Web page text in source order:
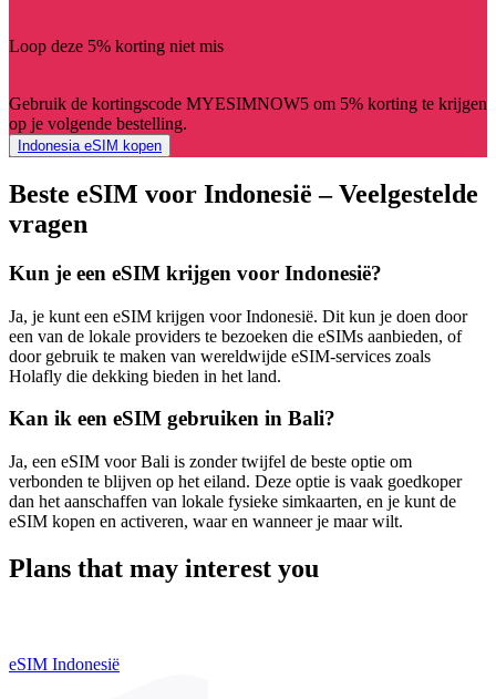
Loop deze 5% korting niet mis
Gebruik de kortingscode MYESIMNOW5 om 5% korting te krijgen
op je volgende bestelling.
Indonesia eSIM kopen
Beste eSIM voor Indonesië – Veelgestelde
vragen
Kun je een eSIM krijgen voor Indonesië?
Ja, je kunt een eSIM krijgen voor Indonesië. Dit kun je doen door
een van de lokale providers te bezoeken die eSIMs aanbieden, of
door gebruik te maken van wereldwijde eSIM-services zoals
Holafly die dekking bieden in het land.
Kan ik een eSIM gebruiken in Bali?
Ja, een eSIM voor Bali is zonder twijfel de beste optie om
verbonden te blijven op het eiland. Deze optie is vaak goedkoper
dan het aanschaffen van lokale fysieke simkaarten, en je kunt de
eSIM kopen en activeren, waar en wanneer je maar wilt.
Plans that may interest you
eSIM Indonesië